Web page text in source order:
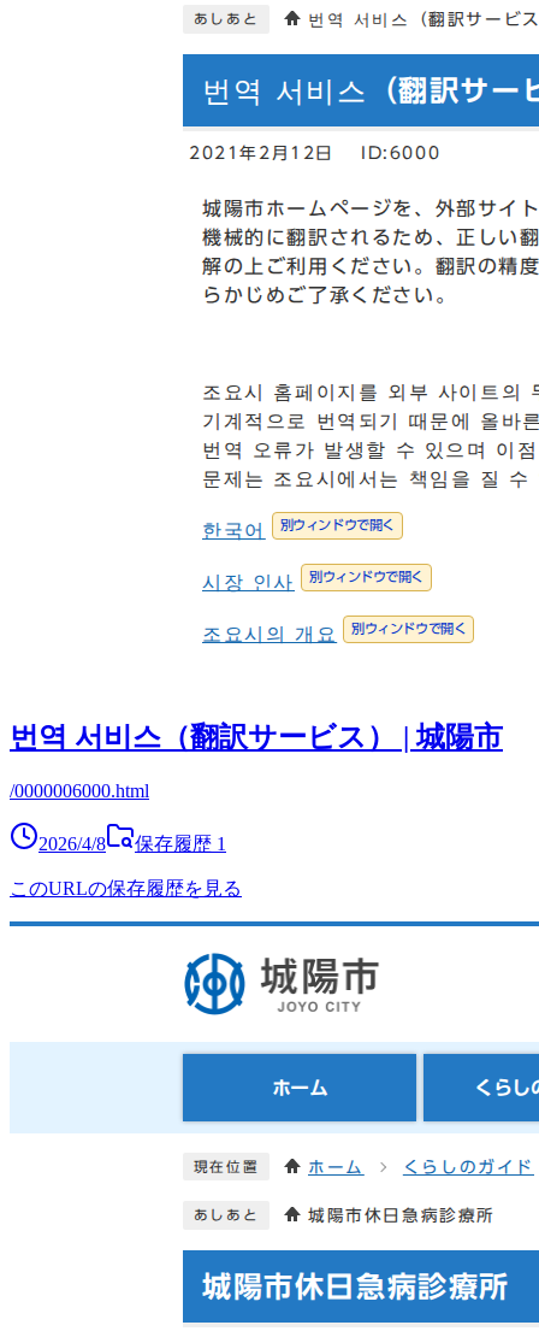
번역 서비스（翻訳サービス） | 城陽市
/0000006000.html
2026/4/8 保存履歴 1
このURLの保存履歴を見る